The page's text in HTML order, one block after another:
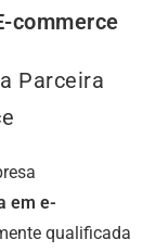
commerce
Parceira
em e-
qualificada